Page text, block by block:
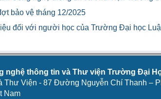
bảo vệ tháng 12/2025
đối với người học của Trường Đại học
nghệ thông tin và Thư viện Trường Đại
Thư Viện - 87 Đường Nguyễn Chí Thanh –
Nam